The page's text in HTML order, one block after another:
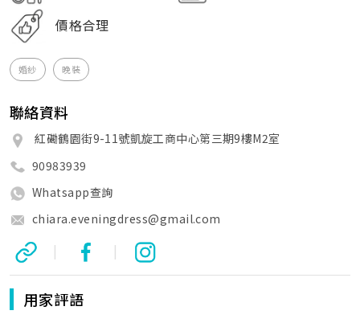
價格合理
婚紗 晚裝
聯絡資料
紅磡鶴園街9-11號凱旋工商中心第三期9樓M2室
90983939
Whatsapp查詢
chiara.eveningdress@gmail.com
| |
用家評語